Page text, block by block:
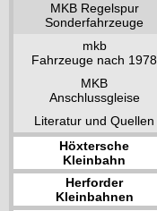
MKB Regelspur
Sonderfahrzeuge
mkb
Fahrzeuge nach 1978
MKB
Anschlussgleise
Literatur und Quellen
Höxtersche
Kleinbahn
Herforder
Kleinbahnen